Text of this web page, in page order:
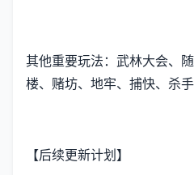
其他重要玩法：武林大会、
楼、赌坊、地牢、捕快、杀
【后续更新计划】